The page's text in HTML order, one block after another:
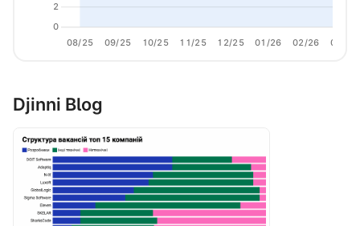
08/25 09/25 10/25 11/25 12/25 01/26 02/26 03/26
0
2
Djinni Blog